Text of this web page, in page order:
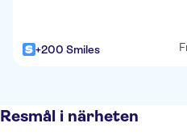
+200 Smiles
Resmål i närheten